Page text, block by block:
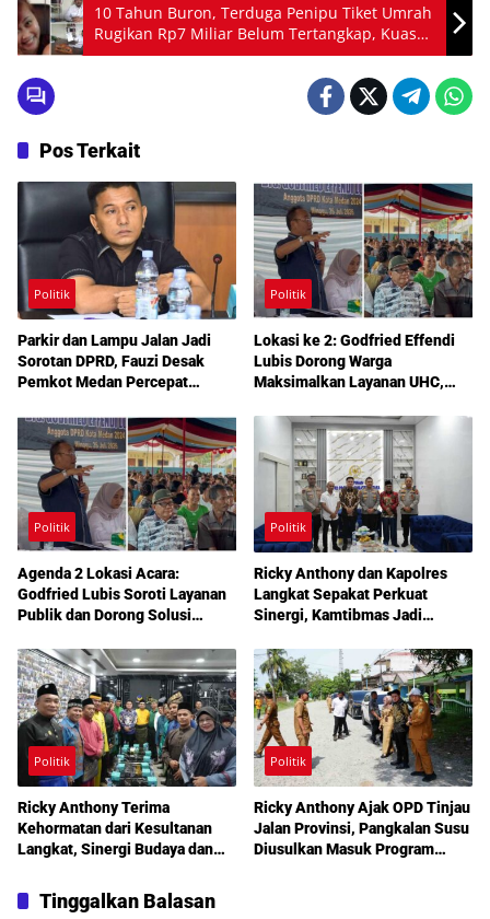
10 Tahun Buron, Terduga Penipu Tiket Umrah
Rugikan Rp7 Miliar Belum Tertangkap, Kuasa
Hukum Desak Kapolri dan Presiden Prabowo
Pos Terkait
Politik
Parkir dan Lampu Jalan Jadi
Sorotan DPRD, Fauzi Desak
Pemkot Medan Percepat
Politik
Lokasi ke 2: Godfried Effendi
Lubis Dorong Warga
Maksimalkan Layanan UHC,
Pendidikan Mengemuka dalam
Reses Medan Amplas
Politik
Agenda 2 Lokasi Acara:
Godfried Lubis Soroti Layanan
Publik dan Dorong Solusi
DPRD Medan
Politik
Ricky Anthony dan Kapolres
Langkat Sepakat Perkuat
Sinergi, Kamtibmas Jadi
Politik
Ricky Anthony Terima
Kehormatan dari Kesultanan
Langkat, Sinergi Budaya dan
Diperkuat
Politik
Ricky Anthony Ajak OPD Tinjau
Jalan Provinsi, Pangkalan Susu
Diusulkan Masuk Program
Tinggalkan Balasan